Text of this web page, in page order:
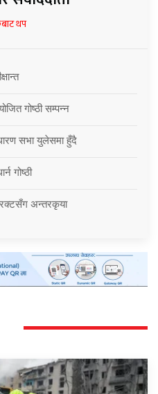
थप
गोष्ठी सम्पन्न
सभा युलेसमा हुँदै
गोष्ठी
अन्तरकृया